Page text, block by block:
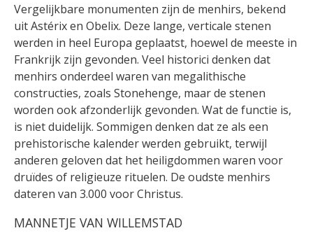
Vergelijkbare monumenten zijn de menhirs, bekend
uit Astérix en Obelix. Deze lange, verticale stenen
werden in heel Europa geplaatst, hoewel de meeste in
Frankrijk zijn gevonden. Veel historici denken dat
menhirs onderdeel waren van megalithische
constructies, zoals Stonehenge, maar de stenen
worden ook afzonderlijk gevonden. Wat de functie is,
is niet duidelijk. Sommigen denken dat ze als een
prehistorische kalender werden gebruikt, terwijl
anderen geloven dat het heiligdommen waren voor
druïdes of religieuze rituelen. De oudste menhirs
dateren van 3.000 voor Christus.
MANNETJE VAN WILLEMSTAD